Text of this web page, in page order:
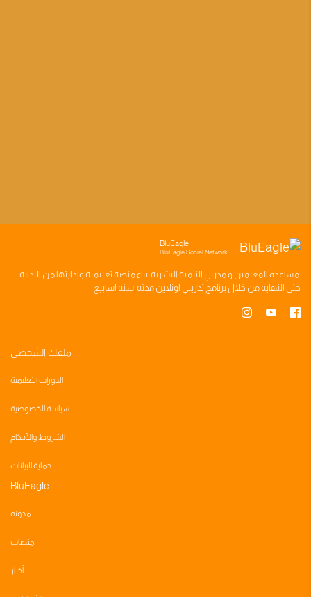
BluEagle
BluEagle Social Network
مساعده المعلمين ومدربي التنميه البشريه بناءمنصه تعليميه وادارتها من البدايه
حتى النهايه من خلال برنامج تدريبي اونلاين مدته سته اسابيع
ملفك الشخصي
الدورات التعليمية
سياسة الخصوصية
الشروط والأحكام
حماية البيانات
BluEagle
مدونه
منصات
أخبار